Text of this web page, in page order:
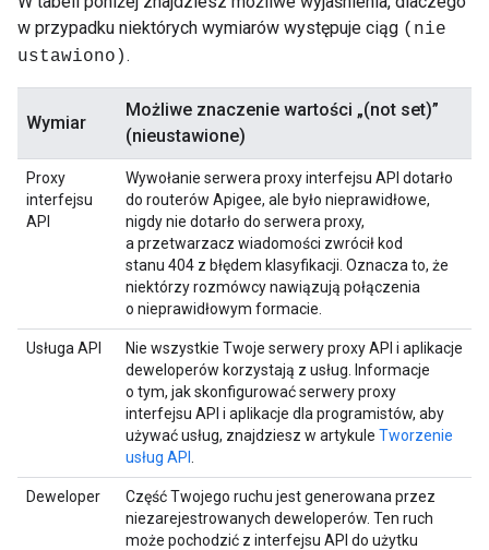
w przypadku niektórych wymiarów występuje ciąg (nie
ustawiono).
Wymiar
Możliwe znaczenie wartości „(not set)”
(nieustawione)
Proxy
interfejsu
API
Wywołanie serwera proxy interfejsu API dotarło
do routerów Apigee, ale było nieprawidłowe,
nigdy nie dotarło do serwera proxy,
a przetwarzacz wiadomości zwrócił kod
stanu 404 z błędem klasyfikacji. Oznacza to, że
niektórzy rozmówcy nawiązują połączenia
o nieprawidłowym formacie.
Usługa API
Nie wszystkie Twoje serwery proxy API i aplikacje
deweloperów korzystają z usług. Informacje
o tym, jak skonfigurować serwery proxy
interfejsu API i aplikacje dla programistów, aby
używać usług, znajdziesz w artykule Tworzenie
usług API
Deweloper
Część Twojego ruchu jest generowana przez
niezarejestrowanych deweloperów. Ten ruch
może pochodzić z interfejsu API do użytku